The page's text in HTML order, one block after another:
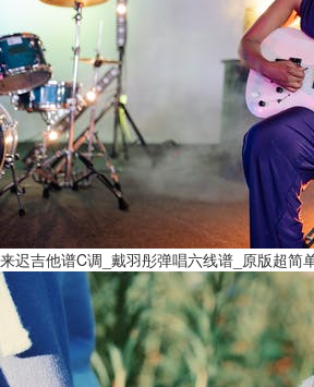
来迟吉他谱C调_戴羽彤弹唱六线谱_原版超简